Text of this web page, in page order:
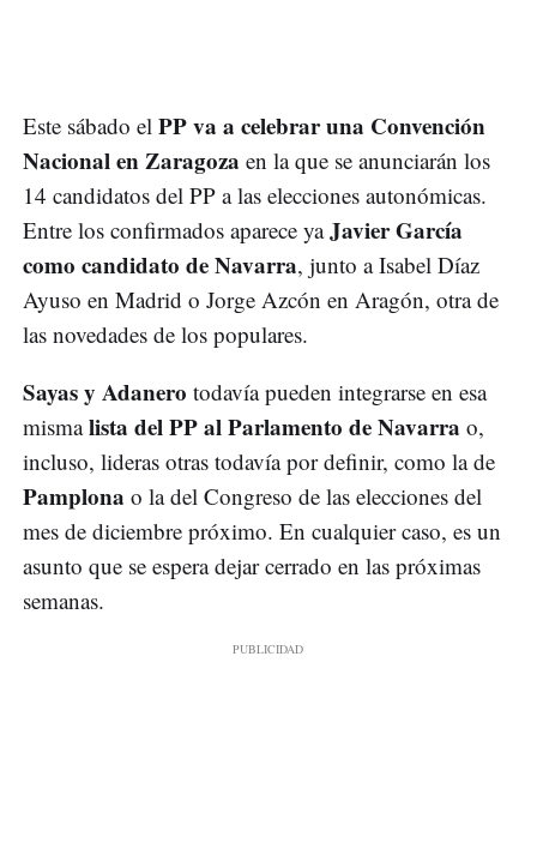
Este sábado el PP va a celebrar una Convención
Nacional en Zaragoza en la que se anunciarán los
14 candidatos del PP a las elecciones autonómicas.
Entre los confirmados aparece yaJavier García
como candidato de Navarra, junto a Isabel Díaz
Ayuso en Madrid o Jorge Azcón en Aragón, otra de
las novedades de los populares.
Sayas y Adanero todavía pueden integrarse en esa
mismalista del PP al Parlamento de Navarra o,
incluso, lideras otras todavía por definir, como la de
Pamplona o la del Congreso de las elecciones del
mes de diciembre próximo. En cualquier caso, es un
asunto que se espera dejar cerrado en las próximas
semanas.